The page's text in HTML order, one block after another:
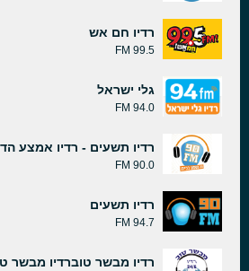
רדיו חם אש
99.5 FM
גלי ישראל
94.0 FM
רדיו תשעים - רדיו אמצע
90.0 FM
רדיו תשעים
94.7 FM
רדיו מבשר טוברדיו מבשר